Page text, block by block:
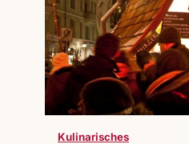
Kulinarisches